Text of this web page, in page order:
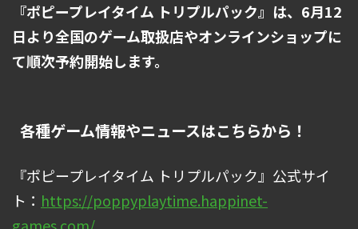
『ポピープレイタイム トリプルパック』は、6月12
日より全国のゲーム取扱店やオンラインショップに
て順次予約開始します。
各種ゲーム情報やニュースはこちらから！
『ポピープレイタイム トリプルパック』公式サイ
ト： https://poppyplaytime.happinet-